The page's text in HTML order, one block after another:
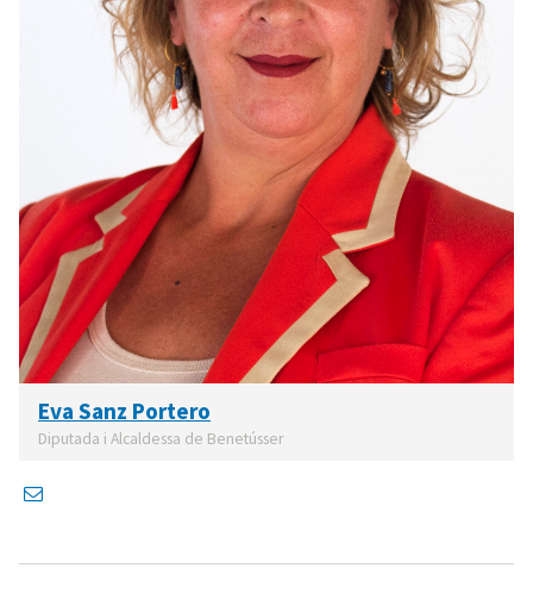
Eva Sanz Portero
Diputada i Alcaldessa de Benetússer